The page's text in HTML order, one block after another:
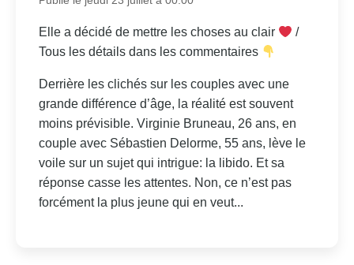
Elle a décidé de mettre les choses au clair
/
Tous les détails dans les commentaires
Derrière les clichés sur les couples avec une
grande différence d’âge, la réalité est souvent
moins prévisible. Virginie Bruneau, 26 ans, en
couple avec Sébastien Delorme, 55 ans, lève le
voile sur un sujet qui intrigue: la libido. Et sa
réponse casse les attentes. Non, ce n’est pas
forcément la plus jeune qui en veut...